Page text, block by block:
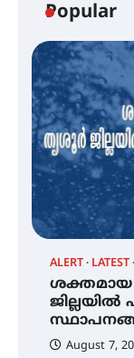
Popular
ALERT LATEST
ജില്ലയിൽ
August 7,